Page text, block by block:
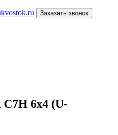
Заказать звонок
6х4 (U-